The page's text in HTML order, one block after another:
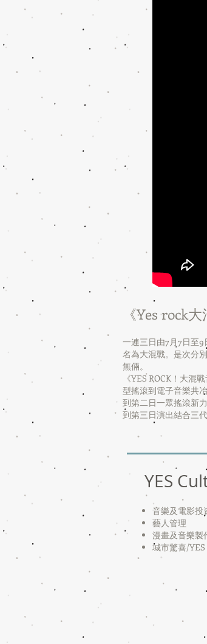
《Yes rock
一連三日由7月7日至
名為大混戰。是次分
無倆。
《YES ROCK！大
型搖滾到電子音樂共
到第二日一眾搖滾新
到第三日演出結合三
YES
音樂及電影投
藝人管理
漫畫及音樂製
城市驚喜/